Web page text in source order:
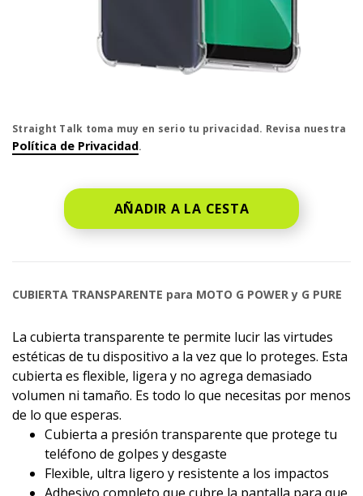
Straight Talk toma muy en serio tu privacidad. Revisa nuestra
Política de Privacidad.
AÑADIR A LA CESTA
CUBIERTA TRANSPARENTE para MOTO G POWER y G PURE
La cubierta transparente te permite lucir las virtudes
estéticas de tu dispositivo a la vez que lo proteges. Esta
cubierta es flexible, ligera y no agrega demasiado
volumen ni tamaño. Es todo lo que necesitas por menos
de lo que esperas.
Cubierta a presión transparente que protege tu
teléfono de golpes y desgaste
Flexible, ultra ligero y resistente a los impactos